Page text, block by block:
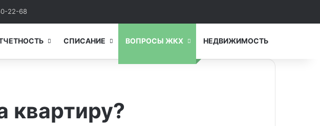
22-68
СПИСАНИЕ ВОПРОСЫ ЖКХ НЕДВИЖИМОСТЬ
квартиру?